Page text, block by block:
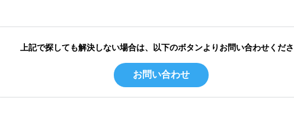
上記で探しても解決しない場合は、以下のボタンよりお問い合わせくだ
お問い合わせ